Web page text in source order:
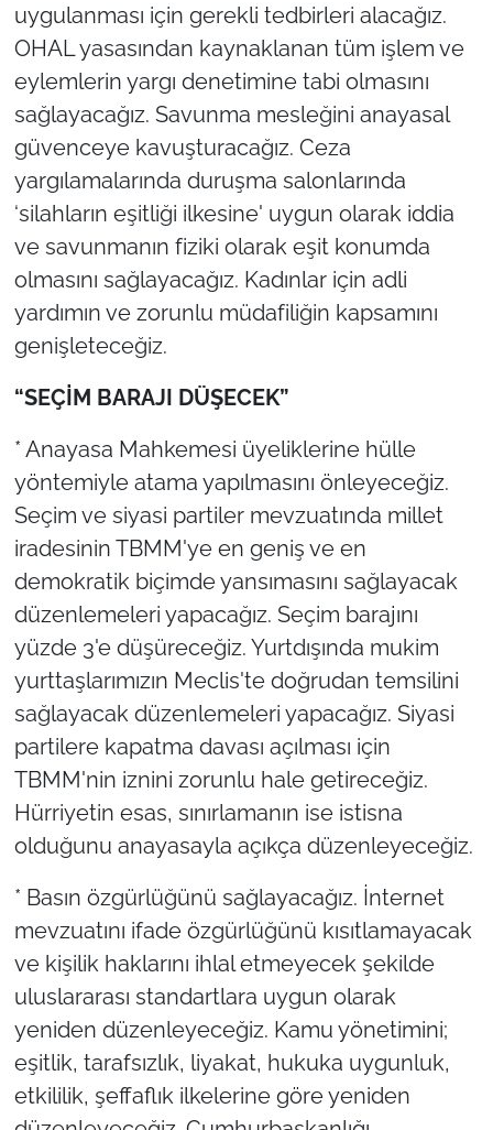
uygulanması için gerekli tedbirleri alacağız.
OHAL yasasından kaynaklanan tüm işlem ve
eylemlerin yargı denetimine tabi olmasını
sağlayacağız. Savunma mesleğini anayasal
güvenceye kavuşturacağız. Ceza
yargılamalarında duruşma salonlarında
‘silahların eşitliği ilkesine' uygun olarak iddia
ve savunmanın fiziki olarak eşit konumda
olmasını sağlayacağız. Kadınlar için adli
yardımın ve zorunlu müdafiliğin kapsamını
genişleteceğiz.
“SEÇİM BARAJI DÜŞECEK”
* Anayasa Mahkemesi üyeliklerine hülle
yöntemiyle atama yapılmasını önleyeceğiz.
Seçim ve siyasi partiler mevzuatında millet
iradesinin TBMM'ye en geniş ve en
demokratik biçimde yansımasını sağlayacak
düzenlemeleri yapacağız. Seçim barajını
yüzde 3'e düşüreceğiz. Yurtdışında mukim
yurttaşlarımızın Meclis'te doğrudan temsilini
sağlayacak düzenlemeleri yapacağız. Siyasi
partilere kapatma davası açılması için
TBMM'nin iznini zorunlu hale getireceğiz.
Hürriyetin esas, sınırlamanın ise istisna
olduğunu anayasayla açıkça düzenleyeceğiz.
* Basın özgürlüğünü sağlayacağız. İnternet
mevzuatını ifade özgürlüğünü kısıtlamayacak
ve kişilik haklarını ihlal etmeyecek şekilde
uluslararası standartlara uygun olarak
yeniden düzenleyeceğiz. Kamu yönetimini;
eşitlik, tarafsızlık, liyakat, hukuka uygunluk,
etkililik, şeffaflık ilkelerine göre yeniden